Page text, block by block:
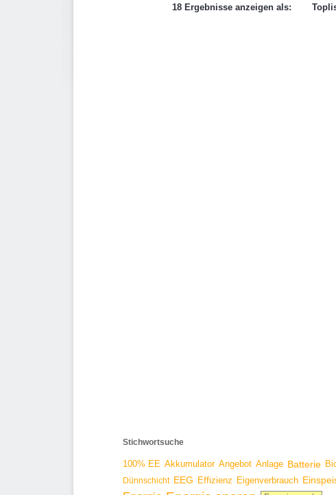
18 Ergebnisse anzeigen als:
Stichwortsuche
100% EE Akkumulator Angebot Anlage Batterie
Dünnschicht EEG Effizienz Eigenverbrauch